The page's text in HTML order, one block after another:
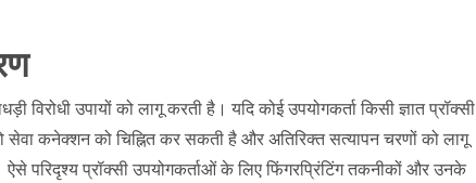
विरोधी उपायों को लागू करती है। यदि कोई उपयोगकर्ता किसी ज्ञात प्रॉक्सी
कनेक्शन को चिह्नित कर सकती है और अतिरिक्त सत्यापन चरणों को लागू
परिदृश्य प्रॉक्सी उपयोगकर्ताओं के लिए फिंगरप्रिंटिंग तकनीकों और उनके